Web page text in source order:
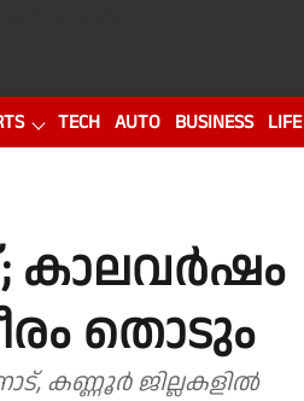
TECH AUTO BUSINESS LIFE
കാലവർഷം
തൊടും
കണ്ണൂർ ജില്ലകളിൽ